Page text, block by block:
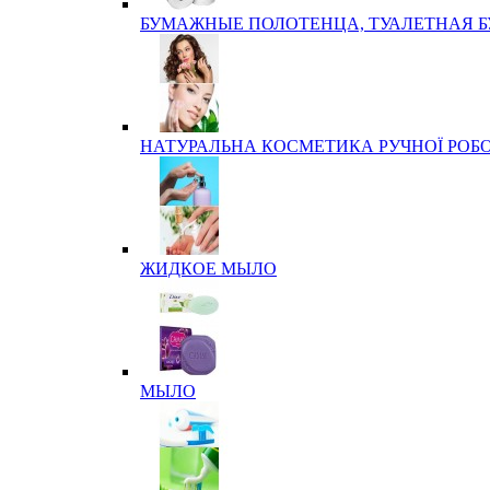
БУМАЖНЫЕ ПОЛОТЕНЦА, ТУАЛЕТНАЯ
НАТУРАЛЬНА КОСМЕТИКА РУЧНОЇ
ЖИДКОЕ МЫЛО
МЫЛО